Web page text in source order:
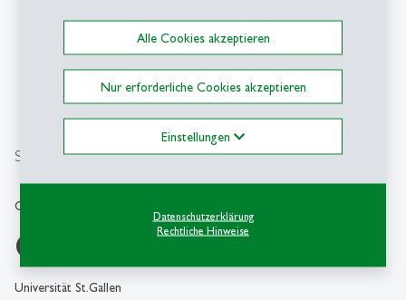
Alle Cookies akzeptieren
Nur erforderliche Cookies akzeptieren
Einstellungen
Datenschutzerklärung
Rechtliche Hinweise
Social Media
Career & Corporate Services
Universität St.Gallen
Gatterstrasse 1
9010 St.Gallen
Schweiz
+41 71 224 31 00
csc@unisg.ch